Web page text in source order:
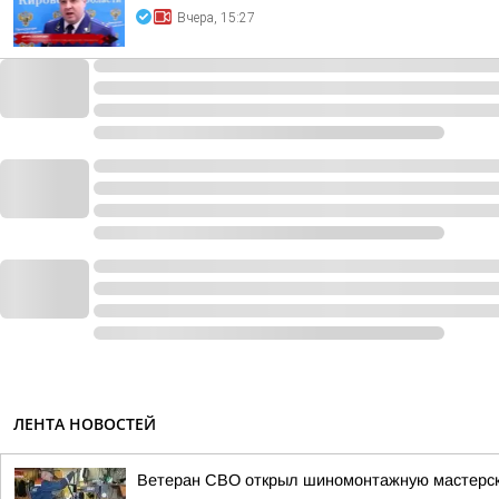
Вчера, 15:27
ЛЕНТА НОВОСТЕЙ
Ветеран СВО открыл шиномонтажную